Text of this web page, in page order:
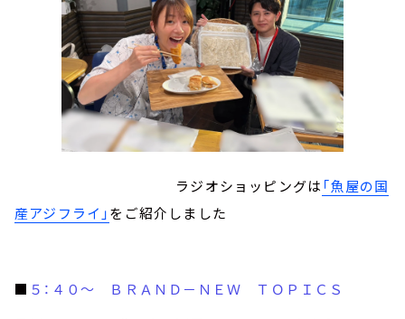
ラジオショッピングは 「魚屋の国
産アジフライ」をご紹介しました
■ ５：４０～ ＢＲＡＮＤ－ＮＥＷ ＴＯＰＩＣＳ